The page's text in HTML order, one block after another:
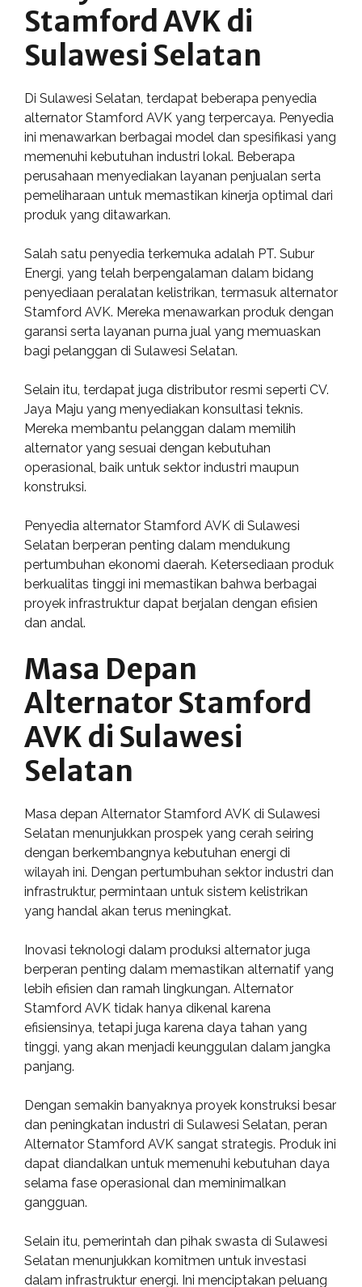
Stamford AVK di
Sulawesi Selatan
Di Sulawesi Selatan, terdapat beberapa penyedia
alternator Stamford AVK yang terpercaya. Penyedia
ini menawarkan berbagai model dan spesifikasi yang
memenuhi kebutuhan industri lokal. Beberapa
perusahaan menyediakan layanan penjualan serta
pemeliharaan untuk memastikan kinerja optimal dari
produk yang ditawarkan.
Salah satu penyedia terkemuka adalah PT. Subur
Energi, yang telah berpengalaman dalam bidang
penyediaan peralatan kelistrikan, termasuk alternator
Stamford AVK. Mereka menawarkan produk dengan
garansi serta layanan purna jual yang memuaskan
bagi pelanggan di Sulawesi Selatan.
Selain itu, terdapat juga distributor resmi seperti CV.
Jaya Maju yang menyediakan konsultasi teknis.
Mereka membantu pelanggan dalam memilih
alternator yang sesuai dengan kebutuhan
operasional, baik untuk sektor industri maupun
konstruksi.
Penyedia alternator Stamford AVK di Sulawesi
Selatan berperan penting dalam mendukung
pertumbuhan ekonomi daerah. Ketersediaan produk
berkualitas tinggi ini memastikan bahwa berbagai
proyek infrastruktur dapat berjalan dengan efisien
dan andal.
Masa Depan
Alternator Stamford
AVK di Sulawesi
Selatan
Masa depan Alternator Stamford AVK di Sulawesi
Selatan menunjukkan prospek yang cerah seiring
dengan berkembangnya kebutuhan energi di
wilayah ini. Dengan pertumbuhan sektor industri dan
infrastruktur, permintaan untuk sistem kelistrikan
yang handal akan terus meningkat.
Inovasi teknologi dalam produksi alternator juga
berperan penting dalam memastikan alternatif yang
lebih efisien dan ramah lingkungan. Alternator
Stamford AVK tidak hanya dikenal karena
efisiensinya, tetapi juga karena daya tahan yang
tinggi, yang akan menjadi keunggulan dalam jangka
panjang.
Dengan semakin banyaknya proyek konstruksi besar
dan peningkatan industri di Sulawesi Selatan, peran
Alternator Stamford AVK sangat strategis. Produk ini
dapat diandalkan untuk memenuhi kebutuhan daya
selama fase operasional dan meminimalkan
gangguan.
Selain itu, pemerintah dan pihak swasta di Sulawesi
Selatan menunjukkan komitmen untuk investasi
dalam infrastruktur energi. Ini menciptakan peluang